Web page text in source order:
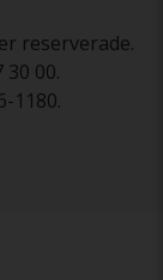
reserverade.
00.
1180.